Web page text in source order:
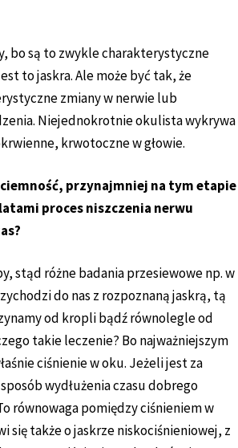
bo są to zwykle charakterystyczne
to jaskra. Ale może być tak, że
zmiany w nerwie lub
Niejednokrotnie okulista wykrywa
krwotoczne w głowie.
przynajmniej na tym etapie
proces niszczenia nerwu
stąd różne badania przesiewowe np. w
do nas z rozpoznaną jaskrą, tą
od kropli bądź równolegle od
takie leczenie? Bo najważniejszym
ciśnienie w oku. Jeżeli jest za
wydłużenia czasu dobrego
równowaga pomiędzy ciśnieniem w
się także o jaskrze niskociśnieniowej, z